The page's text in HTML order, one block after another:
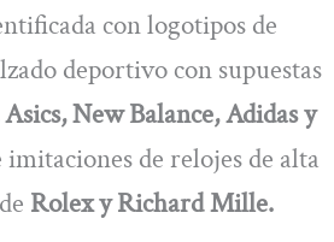
con logotipos de
deportivo con supuestas
New Balance, Adidas y
imitaciones de relojes de alta
Rolex y Richard Mille.